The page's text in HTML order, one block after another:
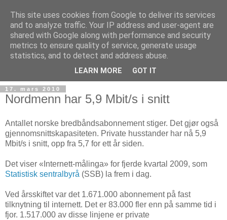
Teknologinyheter
17. mars 2010
Nordmenn har 5,9 Mbit/s i snitt
Antallet norske bredbåndsabonnement stiger. Det gjør også
gjennomsnittskapasiteten. Private husstander har nå 5,9
Mbit/s i snitt, opp fra 5,7 for ett år siden.
Det viser «Internett-målinga» for fjerde kvartal 2009, som
Statistisk sentralbyrå (SSB) la frem i dag.
Ved årsskiftet var det 1.671.000 abonnement på fast
tilknytning til internett. Det er 83.000 fler enn på samme tid i
fjor. 1.517.000 av disse linjene er private
This site uses cookies from Google to deliver its services
and to analyze traffic. Your IP address and user-agent are
shared with Google along with performance and security
metrics to ensure quality of service, generate usage
statistics, and to detect and address abuse.
LEARN MORE GOT IT